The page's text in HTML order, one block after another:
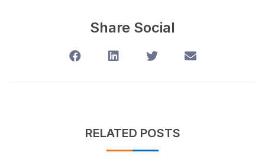
Share Social
RELATED POSTS